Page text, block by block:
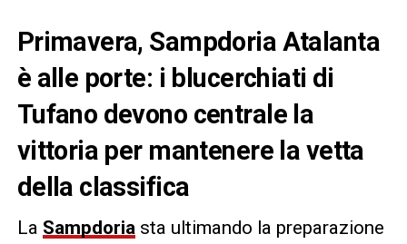
Primavera, Sampdoria Atalanta
è alle porte: i blucerchiati di
Tufano devono centrale la
vittoria per mantenere la vetta
della classifica
La Sampdoriasta ultimando la preparazione